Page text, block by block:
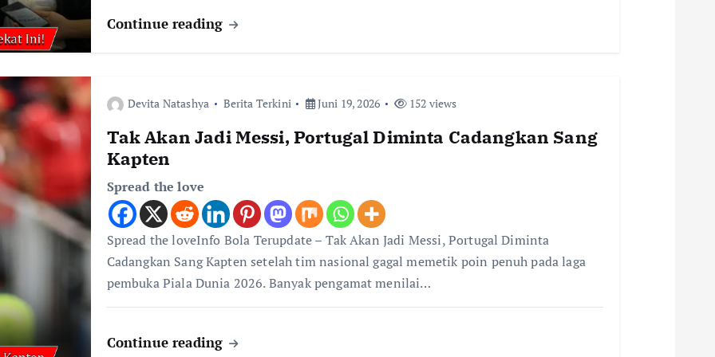
Continue reading
Devita Natashya Berita Terkini Juni 19, 2026 152 views
Tak Akan Jadi Messi, Portugal Diminta Cadangkan Sang
Kapten
Spread the love
Spread the loveInfo Bola Terupdate – Tak Akan Jadi Messi, Portugal Diminta
Cadangkan Sang Kapten setelah tim nasional gagal memetik poin penuh pada laga
pembuka Piala Dunia 2026. Banyak pengamat menilai…
Continue reading